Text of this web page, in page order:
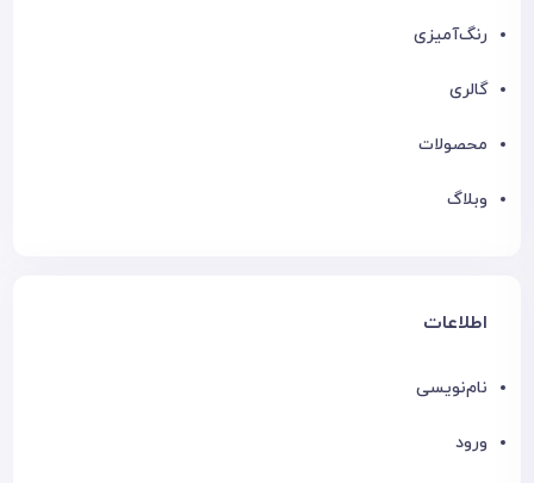
رنگ‌آمیزی
گالری
محصولات
وبلاگ
اطلاعات
نام‌نویسی
ورود